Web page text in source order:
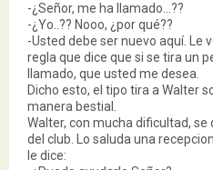
-¿Señor, me ha llamado…??
-¿Yo..?? Nooo, ¿por qué??
-Usted debe ser nuevo aquí. Le
regla que dice que si se tira un
llamado, que usted me desea.
Dicho esto, el tipo tira a Walter
manera bestial.
Walter, con mucha dificultad,
del club. Lo saluda una
le dice: